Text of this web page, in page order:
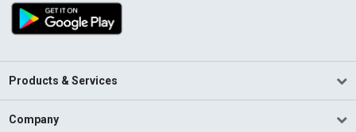
Products & Services
Company